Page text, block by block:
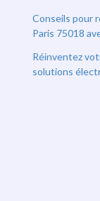
Conseils pour
Paris 75018
Réinventez
solutions